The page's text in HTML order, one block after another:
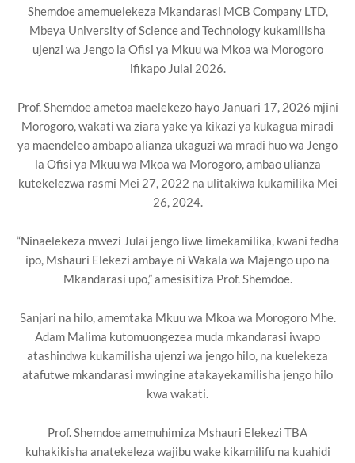
Shemdoe amemuelekeza Mkandarasi MCB Company LTD,
Mbeya University of Science and Technology kukamilisha
ujenzi wa Jengo la Ofisi ya Mkuu wa Mkoa wa Morogoro
ifikapo Julai 2026.
Prof. Shemdoe ametoa maelekezo hayo Januari 17, 2026 mjini
Morogoro, wakati wa ziara yake ya kikazi ya kukagua miradi
ya maendeleo ambapo alianza ukaguzi wa mradi huo wa Jengo
la Ofisi ya Mkuu wa Mkoa wa Morogoro, ambao ulianza
kutekelezwa rasmi Mei 27, 2022 na ulitakiwa kukamilika Mei
26, 2024.
“Ninaelekeza mwezi Julai jengo liwe limekamilika, kwani fedha
ipo, Mshauri Elekezi ambaye ni Wakala wa Majengo upo na
Mkandarasi upo,” amesisitiza Prof. Shemdoe.
Sanjari na hilo, amemtaka Mkuu wa Mkoa wa Morogoro Mhe.
Adam Malima kutomuongezea muda mkandarasi iwapo
atashindwa kukamilisha ujenzi wa jengo hilo, na kuelekeza
atafutwe mkandarasi mwingine atakayekamilisha jengo hilo
kwa wakati.
Prof. Shemdoe amemuhimiza Mshauri Elekezi TBA
kuhakikisha anatekeleza wajibu wake kikamilifu na kuahidi